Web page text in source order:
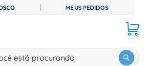
MEUS PEDIDOS
procurando